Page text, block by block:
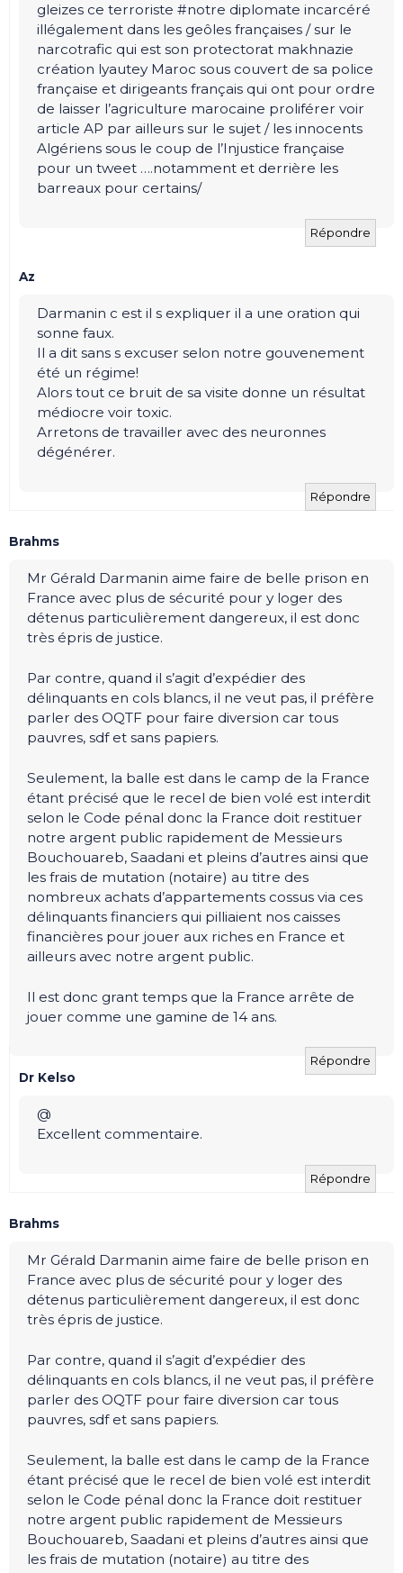
gleizes ce terroriste #notre diplomate incarcéré
illégalement dans les geôles françaises / sur le
narcotrafic qui est son protectorat makhnazie
création lyautey Maroc sous couvert de sa police
française et dirigeants français qui ont pour ordre
de laisser l’agriculture marocaine proliférer voir
article AP par ailleurs sur le sujet / les innocents
Algériens sous le coup de l’Injustice française
pour un tweet ….notamment et derrière les
barreaux pour certains/
Répondre
Az
Darmanin c est il s expliquer il a une oration qui
sonne faux.
Il a dit sans s excuser selon notre gouvenement
été un régime!
Alors tout ce bruit de sa visite donne un résultat
médiocre voir toxic.
Arretons de travailler avec des neuronnes
dégénérer.
Répondre
Brahms
Mr Gérald Darmanin aime faire de belle prison en
France avec plus de sécurité pour y loger des
détenus particulièrement dangereux, il est donc
très épris de justice.
Par contre, quand il s’agit d’expédier des
délinquants en cols blancs, il ne veut pas, il préfère
parler des OQTF pour faire diversion car tous
pauvres, sdf et sans papiers.
Seulement, la balle est dans le camp de la France
étant précisé que le recel de bien volé est interdit
selon le Code pénal donc la France doit restituer
notre argent public rapidement de Messieurs
Bouchouareb, Saadani et pleins d’autres ainsi que
les frais de mutation (notaire) au titre des
nombreux achats d’appartements cossus via ces
délinquants financiers qui pilliaient nos caisses
financières pour jouer aux riches en France et
ailleurs avec notre argent public.
Il est donc grant temps que la France arrête de
jouer comme une gamine de 14 ans.
Répondre
Dr Kelso
@
Excellent commentaire.
Répondre
Brahms
Mr Gérald Darmanin aime faire de belle prison en
France avec plus de sécurité pour y loger des
détenus particulièrement dangereux, il est donc
très épris de justice.
Par contre, quand il s’agit d’expédier des
délinquants en cols blancs, il ne veut pas, il préfère
parler des OQTF pour faire diversion car tous
pauvres, sdf et sans papiers.
Seulement, la balle est dans le camp de la France
étant précisé que le recel de bien volé est interdit
selon le Code pénal donc la France doit restituer
notre argent public rapidement de Messieurs
Bouchouareb, Saadani et pleins d’autres ainsi que
les frais de mutation (notaire) au titre des